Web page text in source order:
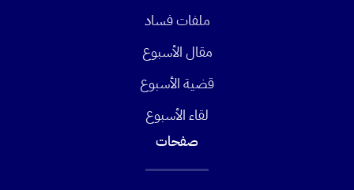
ملفات فساد
مقال الأسبوع
قضية الأسبوع
لقاء الأسبوع
صفحات